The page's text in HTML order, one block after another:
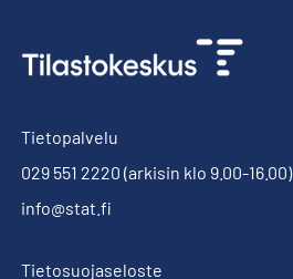
Tietopalvelu
029 551 2220 (arkisin klo 9.00-16.00)
info@stat.fi
Tietosuojaseloste